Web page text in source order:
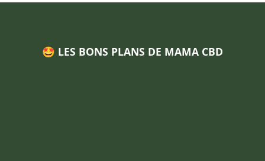
🤩 LES BONS PLANS DE MAMA CBD